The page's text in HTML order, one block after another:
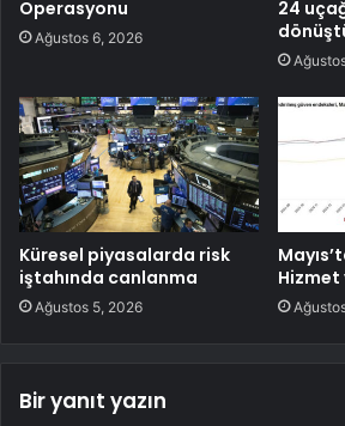
Operasyonu
Ağustos 6, 2026
24
Küresel piyasalarda risk
iştahında canlanma
Ağustos 5, 2026
Hizmet
Bir yanıt yazın